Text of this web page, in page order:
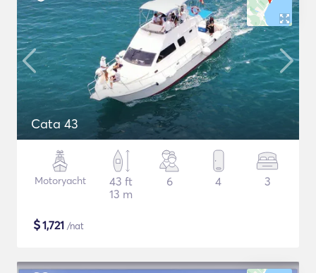
Cata 43
Motoryacht
43 ft
13 m
6 4 3
$1,721 /nat